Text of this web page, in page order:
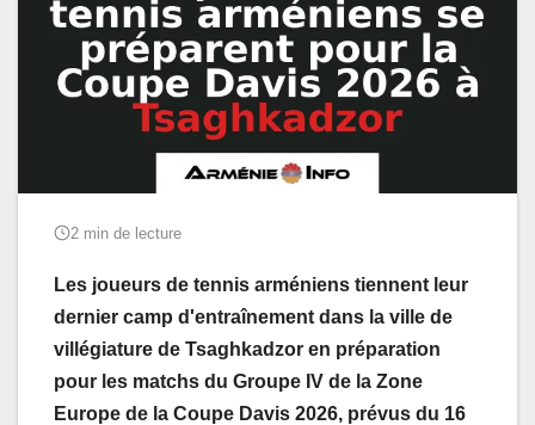
2 min de lecture
Les joueurs de tennis arméniens tiennent leur
dernier camp d'entraînement dans la ville de
villégiature de Tsaghkadzor en préparation
pour les matchs du Groupe IV de la Zone
Europe de la Coupe Davis 2026, prévus du 16